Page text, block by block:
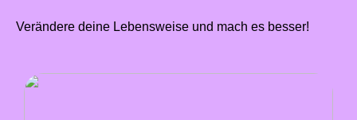
Verändere deine Lebensweise und mach es besser!